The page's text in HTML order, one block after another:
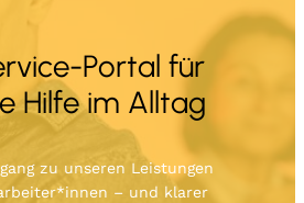
Portal für
Hilfe im Alltag
zu unseren Leistungen
– und klarer